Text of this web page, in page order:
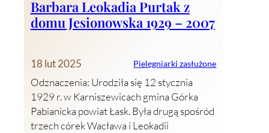
Barbara Leokadia Purtak z
domu Jesionowska 1929 – 2007
18 lut 2025 Pielęgniarki zasłużone
Odznaczenia: Urodziła się 12 stycznia
1929 r. w Karniszewicach gmina Górka
Pabianicka powiat Łask. Była drugą spośród
trzech córek Wacława i Leokadii